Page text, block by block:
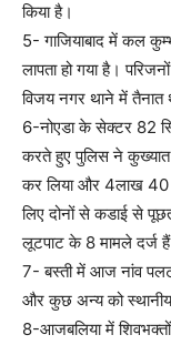
किया है।
5- गाजियाबाद में कल
लापता हो गया है।
विजय नगर थाने में तैनात
6-नोएडा के सेक्टर 82
करते हुए पुलिस ने
कर लिया और 4लाख 40
लिए दोनों से कडाई से
लूटपाट के 8 मामले दर्ज
7- बस्ती में आज नांव
और कुछ अन्य को स्थानीय
8-आजबलिया में